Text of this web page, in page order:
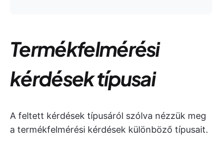
Termékfelmérési
kérdések típusai
A feltett kérdések típusáról szólva nézzük meg
a termékfelmérési kérdések különböző típusait.